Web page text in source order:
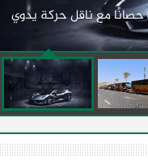
هينيسي تطرح طراز (بلاك بيرد) بقوة 850 حصانًا مع ناقل حركة يدوي